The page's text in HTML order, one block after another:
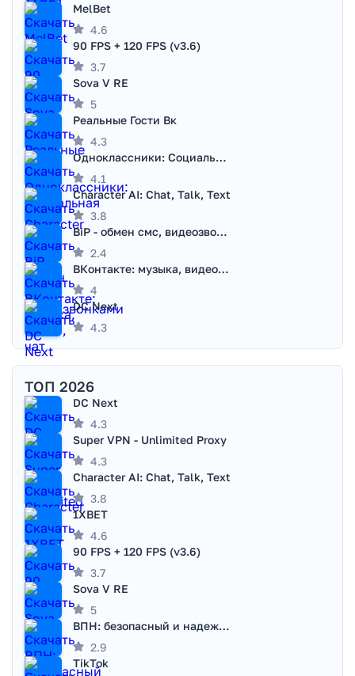
MelBet
4.6
90 FPS + 120 FPS (v3.6)
3.7
Sova V RE
5
Реальные Гости Вк
4.3
Одноклассники: Социальная сеть
4.1
Character AI: Chat, Talk, Text
3.8
BiP - обмен смс, видеозвонками
2.4
ВКонтакте: музыка, видео, чат
4
DC Next
4.3
ТОП 2026
DC Next
4.3
Super VPN - Unlimited Proxy
4.3
Character AI: Chat, Talk, Text
3.8
1XBET
4.6
90 FPS + 120 FPS (v3.6)
3.7
Sova V RE
5
ВПН: безопасный и надежный VPN
2.9
TikTok